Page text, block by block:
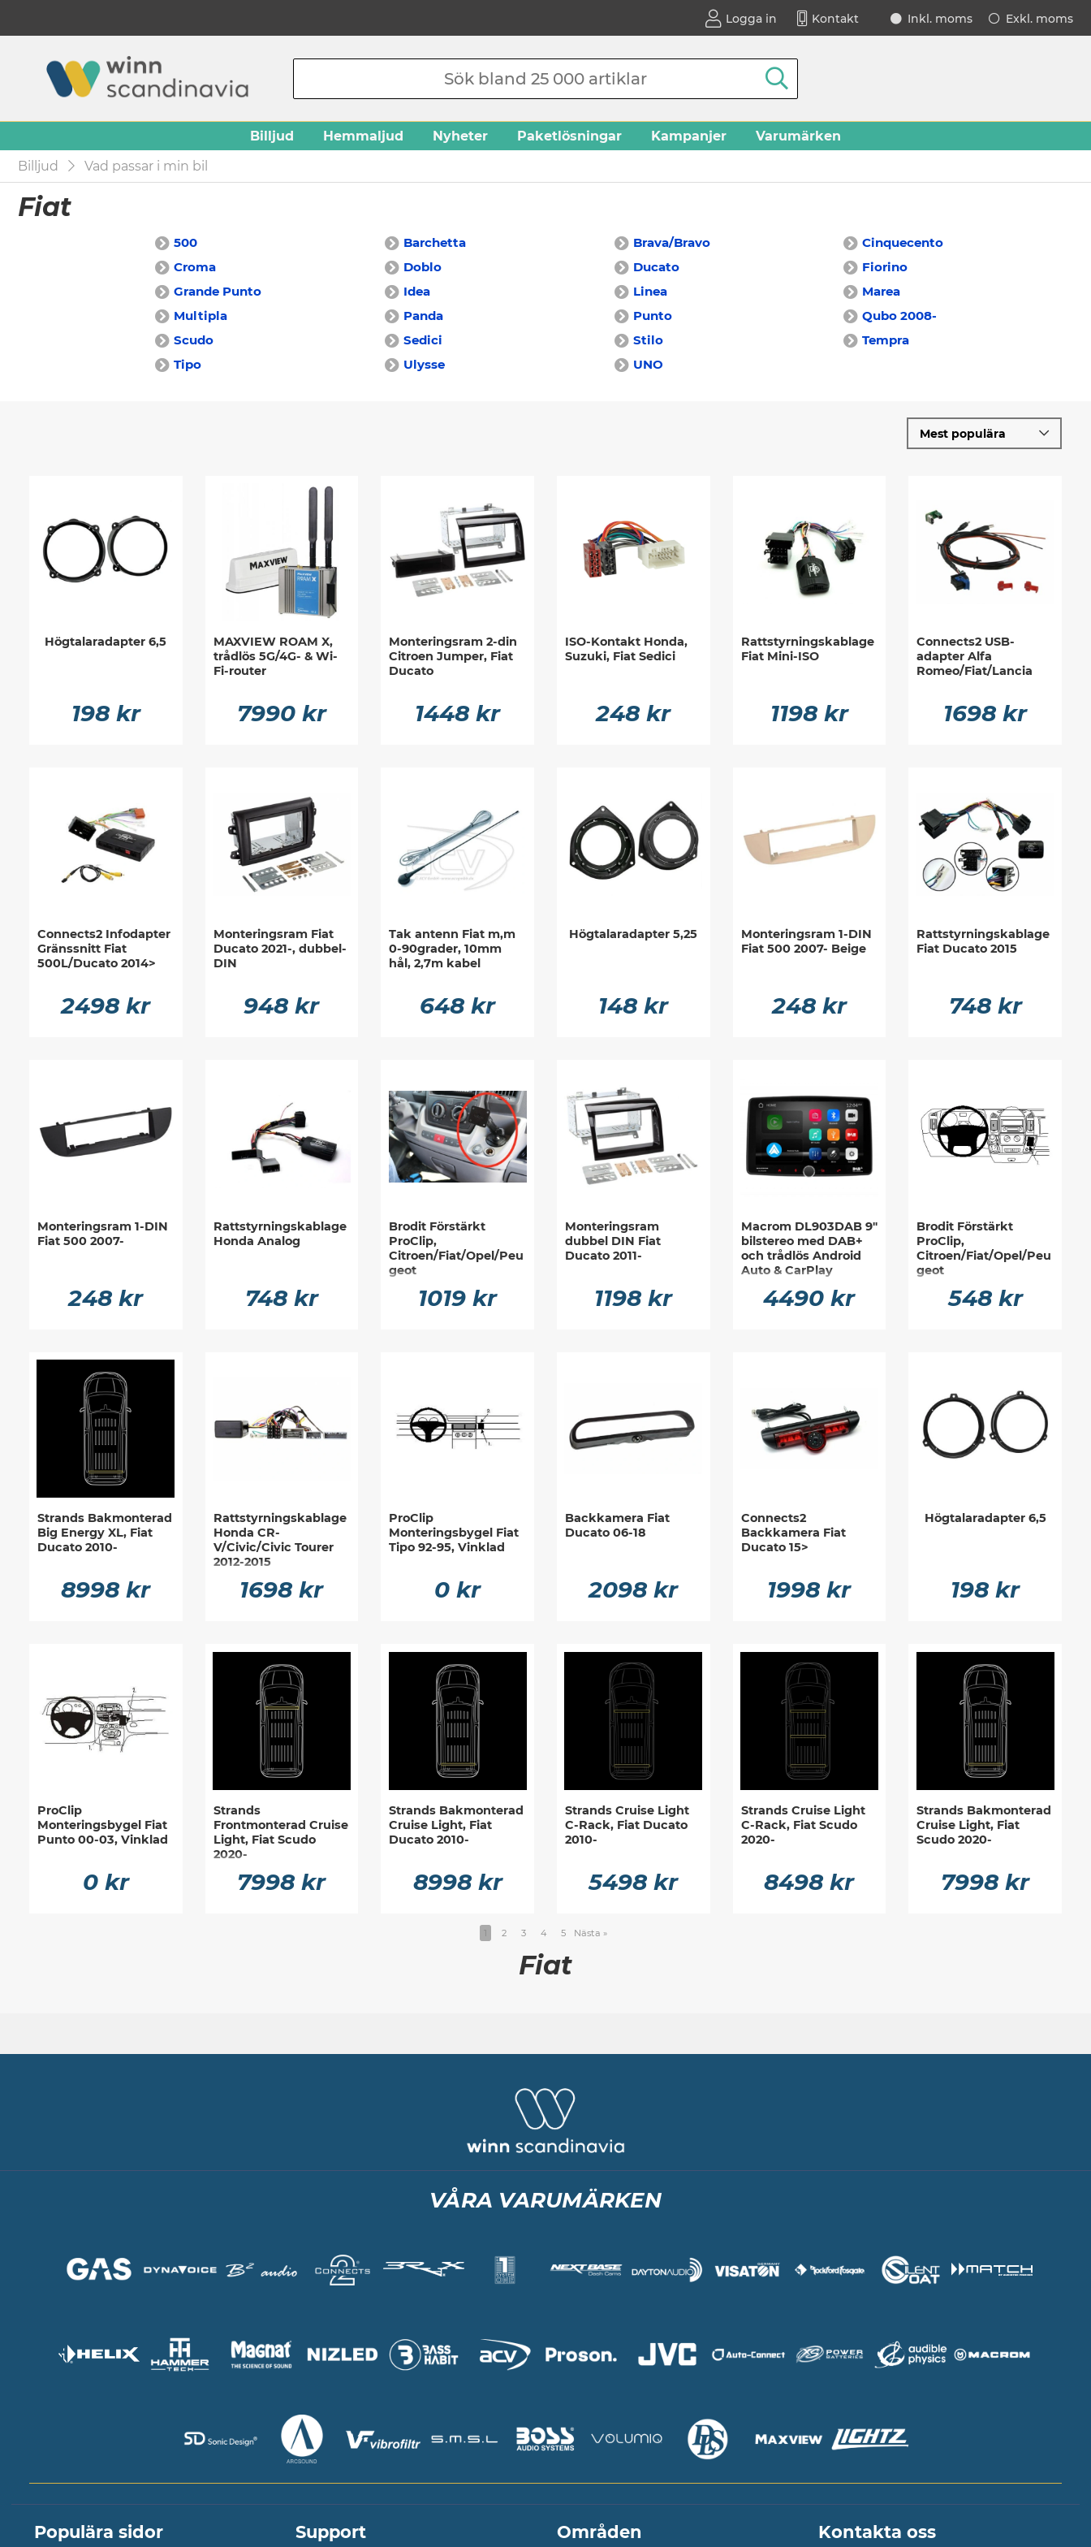
Logga in Kontakt Exkl. moms
Inkl. moms
Billjud Hemmaljud Nyheter Paketlösningar Kampanjer
Varumärken
Billjud
Vad passar i min bil
Fiat
500 Barchetta Brava/Bravo
Cinquecento
Croma
Doblo Ducato
Fiorino
Grande Punto
Idea Linea
Marea
Multipla
Panda Punto
Qubo 2008-
Scudo
Sedici Stilo
Tempra
Tipo
Ulysse UNO
Högtalaradapter 6,5
198 kr
MAXVIEW ROAM X,
trådlös 5G/4G- & Wi-
Fi-router
7990 kr
Monteringsram 2-din
Citroen Jumper, Fiat
Ducato
1448 kr
ISO-Kontakt Honda,
Suzuki, Fiat Sedici
248 kr
Rattstyrningskablage
Fiat Mini-ISO
1198 kr
Connects2 USB-
adapter Alfa
Romeo/Fiat/Lancia
1698 kr
Connects2 Infodapter
Gränssnitt Fiat
500L/Ducato 2014>
2498 kr
Monteringsram Fiat
Ducato 2021-, dubbel-
DIN
948 kr
Tak antenn Fiat m,m
0-90grader, 10mm
hål, 2,7m kabel
648 kr
Högtalaradapter 5,25
148 kr
Monteringsram 1-DIN
Fiat 500 2007- Beige
248 kr
Rattstyrningskablage
Fiat Ducato 2015
748 kr
Monteringsram 1-DIN
Fiat 500 2007-
248 kr
Rattstyrningskablage
Honda Analog
748 kr
Brodit Förstärkt
ProClip,
Citroen/Fiat/Opel/Peu
geot
1019 kr
Monteringsram
dubbel DIN Fiat
Ducato 2011-
1198 kr
Macrom DL903DAB 9"
bilstereo med DAB+
och trådlös Android
Auto & CarPlay
4490 kr
Brodit Förstärkt
ProClip,
Citroen/Fiat/Opel/Peu
geot
548 kr
Strands Bakmonterad
Big Energy XL, Fiat
Ducato 2010-
8998 kr
Rattstyrningskablage
Honda CR-
V/Civic/Civic Tourer
2012-2015
1698 kr
ProClip
Monteringsbygel Fiat
Tipo 92-95, Vinklad
0 kr
Backkamera Fiat
Ducato 06-18
2098 kr
Connects2
Backkamera Fiat
Ducato 15>
1998 kr
Högtalaradapter 6,5
198 kr
ProClip
Monteringsbygel Fiat
Punto 00-03, Vinklad
0 kr
Strands
Frontmonterad Cruise
Light, Fiat Scudo
2020-
7998 kr
Strands Bakmonterad
Cruise Light, Fiat
Ducato 2010-
8998 kr
Strands Cruise Light
C-Rack, Fiat Ducato
2010-
5498 kr
Strands Cruise Light
C-Rack, Fiat Scudo
2020-
8498 kr
Strands Bakmonterad
Cruise Light, Fiat
Scudo 2020-
7998 kr
1 2 3 4 5 Nästa »
Fiat
VÅRA VARUMÄRKEN
Populära sidor Support Områden Kontakta oss